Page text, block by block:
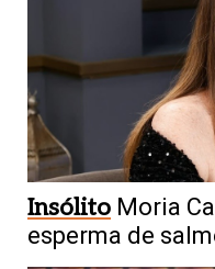
Insólito Moria
esperma de